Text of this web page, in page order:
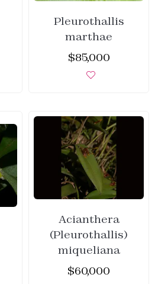
Pleurothallis
marthae
$85,000
Acianthera
(Pleurothallis)
miqueliana
$60,000